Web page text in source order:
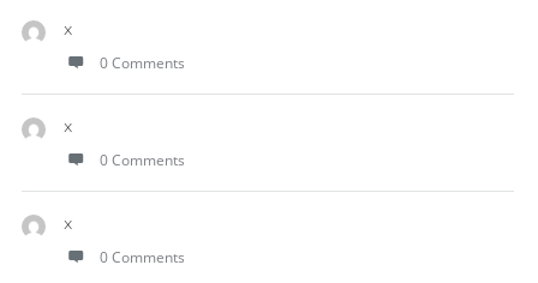
x
0 Comments
x
0 Comments
x
0 Comments